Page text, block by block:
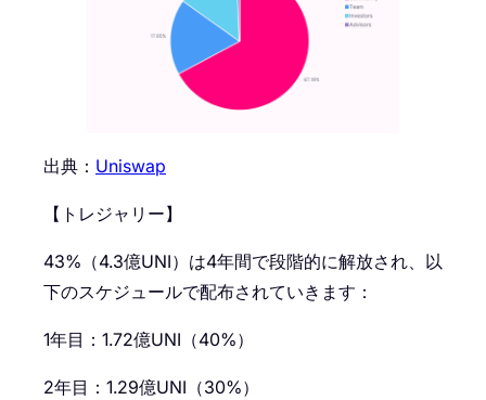
出典： Uniswap
【トレジャリー】
43%（4.3億UNI）は4年間で段階的に解放され、以
下のスケジュールで配布されていきます：
1年目：1.72億UNI（40%）
2年目：1.29億UNI（30%）